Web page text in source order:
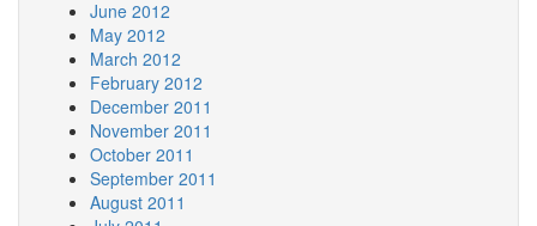
June 2012
May 2012
March 2012
February 2012
December 2011
November 2011
October 2011
September 2011
August 2011